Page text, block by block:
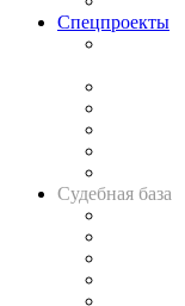
Спецпроекты
Судебная база